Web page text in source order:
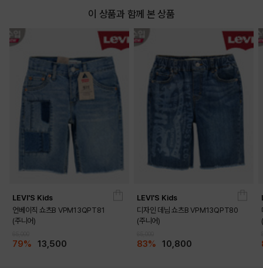
이 상품과 함께 본 상품
LEVI'S Kids
언베이직 쇼츠B VPM13QPT81
(주니어)
79% 13,500
LEVI'S Kids
디자인 데님 쇼츠B VPM13QPT80
(주니어)
83% 10,800